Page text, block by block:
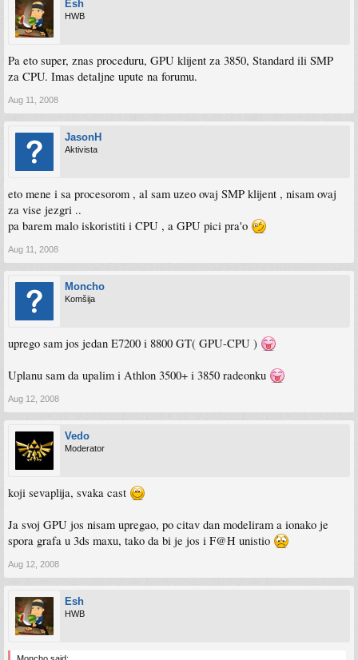
Esh
HWB
Pa eto super, znas proceduru, GPU klijent za 3850, Standard ili SMP
za CPU. Imas detaljne upute na forumu.
Aug 11, 2008
JasonH
Aktivista
eto mene i sa procesorom , al sam uzeo ovaj SMP klijent , nisam ovaj
za vise jezgri ..
pa barem malo iskoristiti i CPU , a GPU pici pra'o
Aug 11, 2008
Moncho
Komšija
uprego sam jos jedan E7200 i 8800 GT( GPU-CPU )
Uplanu sam da upalim i Athlon 3500+ i 3850 radeonku
Aug 12, 2008
Vedo
Moderator
koji sevaplija, svaka cast
Ja svoj GPU jos nisam upregao, po citav dan modeliram a ionako je
spora grafa u 3ds maxu, tako da bi je jos i F@H unistio
Aug 12, 2008
Esh
HWB